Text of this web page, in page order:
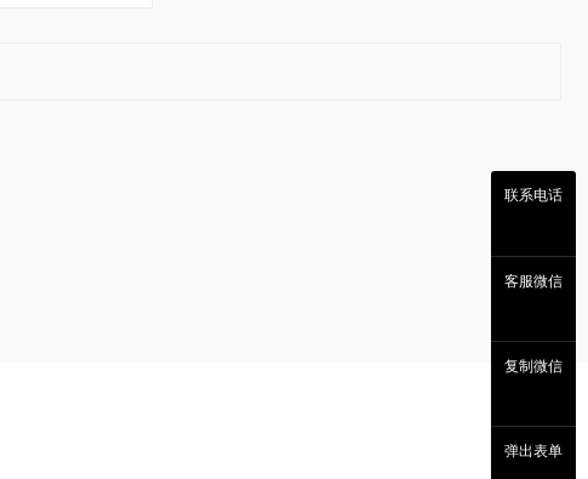
联系电话
客服微信
复制微信
弹出表单